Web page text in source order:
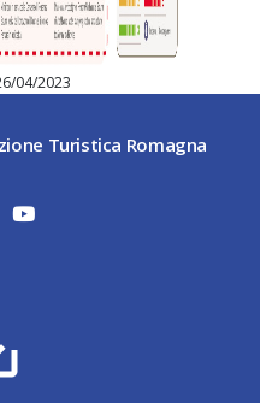
04/2023
Turistica Romagna